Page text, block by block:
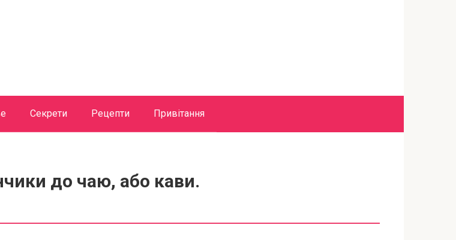
Секрети Рецепти Привітання
до чаю, або кави.